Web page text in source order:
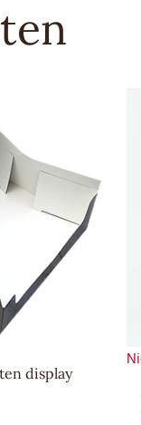
Bewaaradvies
Ingrediënten
CE
–
display